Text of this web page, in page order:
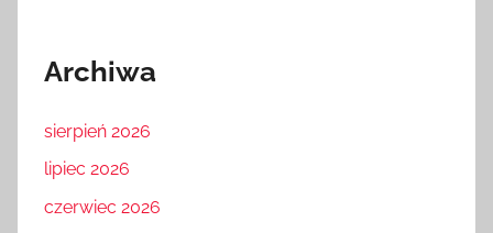
Archiwa
sierpień 2026
lipiec 2026
czerwiec 2026